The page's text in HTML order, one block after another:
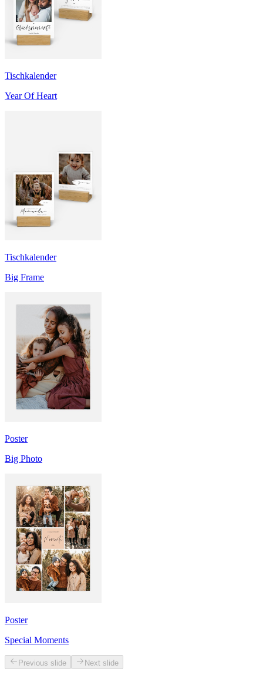
Tischkalender
Year Of Heart
Tischkalender
Big Frame
Poster
Big Photo
Poster
Special Moments
Previous slide Next slide